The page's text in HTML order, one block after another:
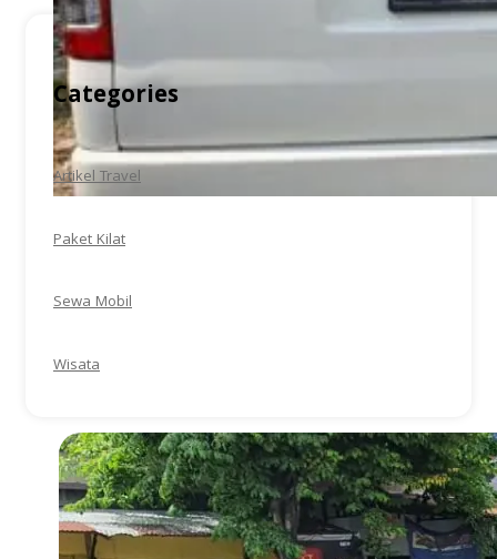
Categories
Artikel Travel
Paket Kilat
Sewa Mobil
Wisata